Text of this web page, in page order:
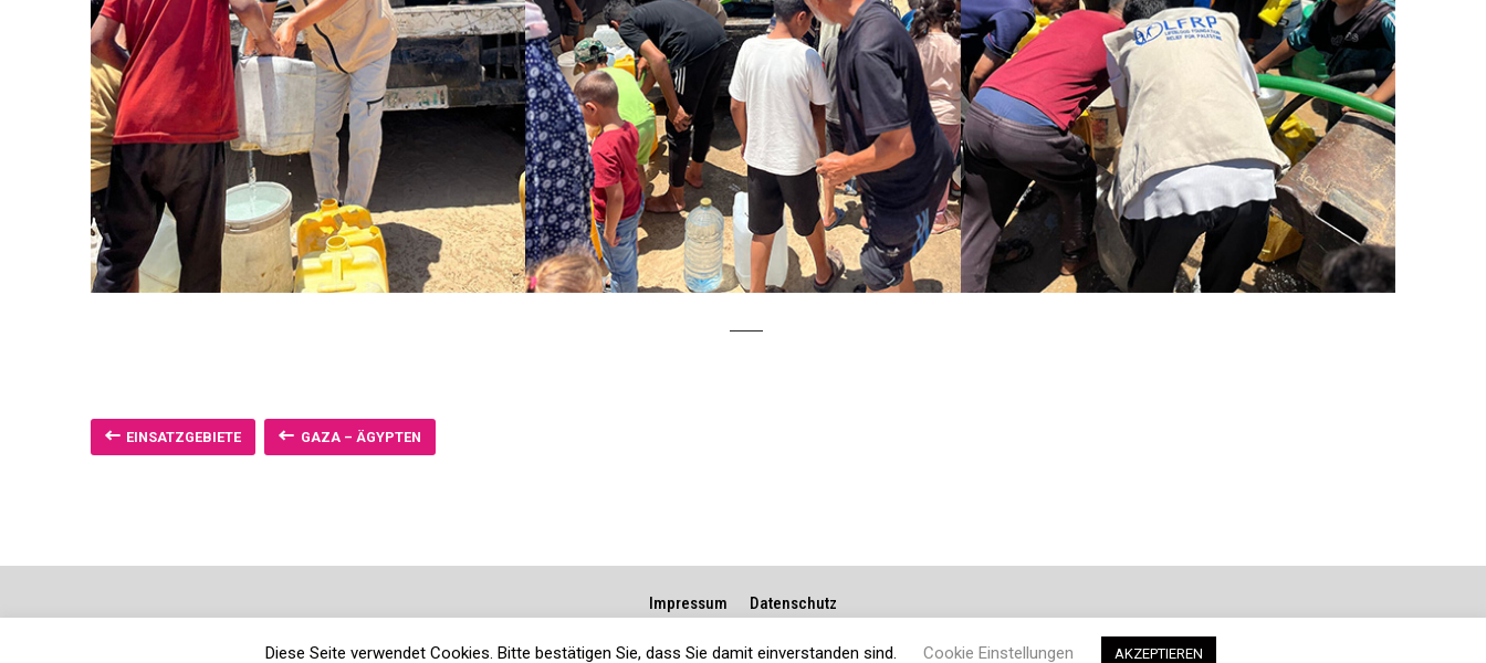
EINSATZGEBIETE GAZA – ÄGYPTEN
Impressum Datenschutz
Diese Seite verwendet Cookies. Bitte bestätigen Sie, dass Sie damit einverstanden sind. Cookie Einstellungen AKZEPTIEREN